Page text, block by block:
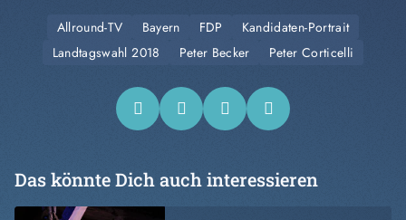
Allround-TV Bayern FDP
Kandidaten-Portrait
Landtagswahl 2018
Peter Becker Peter Corticelli
Das könnte Dich auch interessieren